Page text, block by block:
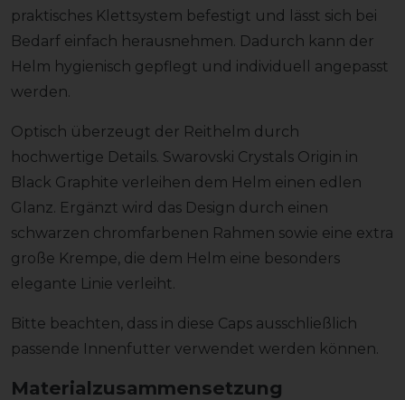
praktisches Klettsystem befestigt und lässt sich bei
Bedarf einfach herausnehmen. Dadurch kann der
Helm hygienisch gepflegt und individuell angepasst
werden.
Optisch überzeugt der Reithelm durch
hochwertige Details. Swarovski Crystals Origin in
Black Graphite verleihen dem Helm einen edlen
Glanz. Ergänzt wird das Design durch einen
schwarzen chromfarbenen Rahmen sowie eine extra
große Krempe, die dem Helm eine besonders
elegante Linie verleiht.
Bitte beachten, dass in diese Caps ausschließlich
passende Innenfutter verwendet werden können.
Materialzusammensetzung